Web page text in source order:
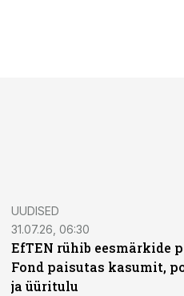
UUDISED
31.07.26, 06:30
EfTEN rühib eesmärkide
Fond paisutas kasumit,
ja üüritulu